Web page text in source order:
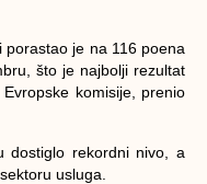
je na 116 poena
što je najbolji rezultat
komisije, prenio
dostiglo rekordni nivo, a
usluga.